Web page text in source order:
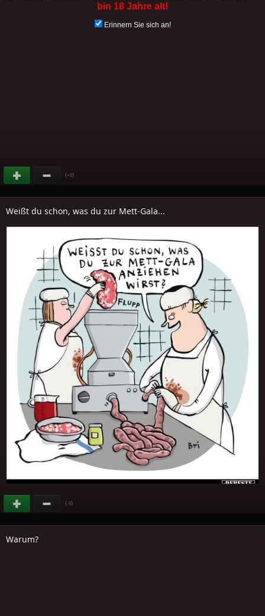
bin 18 Jahre alt!
Erinnern Sie sich an!
(+9)
Weißt du schon, was du zur Mett-Gala...
(-9)
Warum?